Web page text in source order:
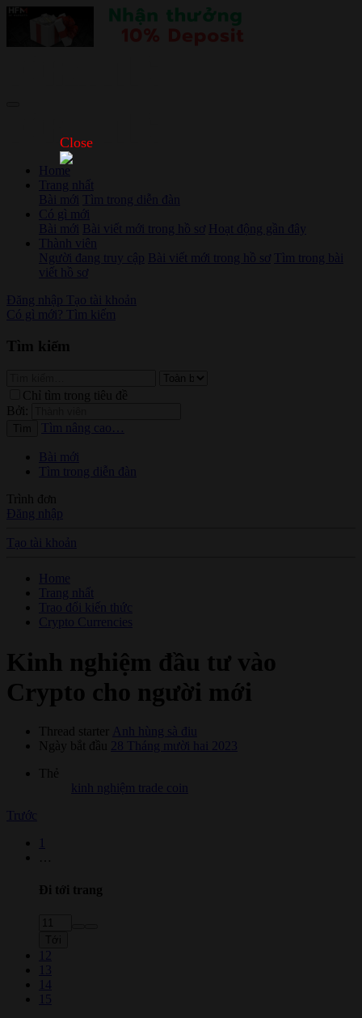
Home
Trang nhất
Bài mới
Tìm trong diễn đàn
Có gì mới
Bài mới Bài viết mới trong hồ sơ Hoạt động gần đây
Thành viên
Người đang truy cập Bài viết mới trong hồ sơ Tìm trong bài
viết hồ sơ
Đăng nhập Tạo tài khoản
Có gì mới? Tìm kiếm
Tìm kiếm
Chỉ tìm trong tiêu đề
Bởi:
Tìm nâng cao…
Bài mới
Tìm trong diễn đàn
Trình đơn
Đăng nhập
Tạo tài khoản
Home
Trang nhất
Trao đổi kiến thức
Crypto Currencies
Kinh nghiệm đầu tư vào
Crypto cho người mới
Thread starter
Anh hùng sà điu
Ngày bắt đầu
28 Tháng mười hai 2023
Thẻ
kinh nghiệm trade coin
Trước
Đi tới trang
13
14
15
Close